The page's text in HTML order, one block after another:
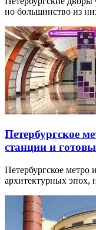
но большинство из
Петербургское
станции и
Петербургское метро
архитектурных